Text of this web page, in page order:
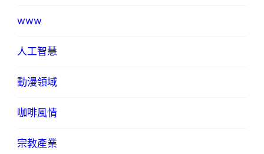
www
人工智慧
動漫領域
咖啡風情
宗教產業